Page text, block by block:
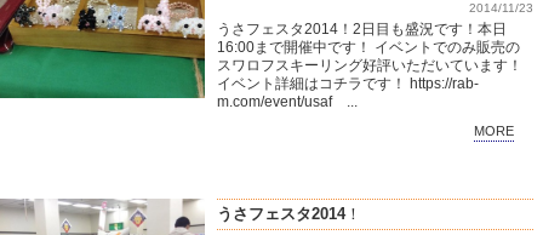
2014/11/23
うさフェスタ2014！2日目も盛況です！本日
16:00まで開催中です！ イベントでのみ販売の
スワロフスキーリング好評いただいています！
イベント詳細はコチラです！ https://rab-
m.com/event/usaf ...
MORE
うさフェスタ2014！